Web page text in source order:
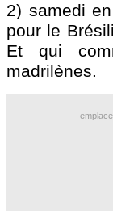
2) samedi
pour le
Et qui
madrilènes.